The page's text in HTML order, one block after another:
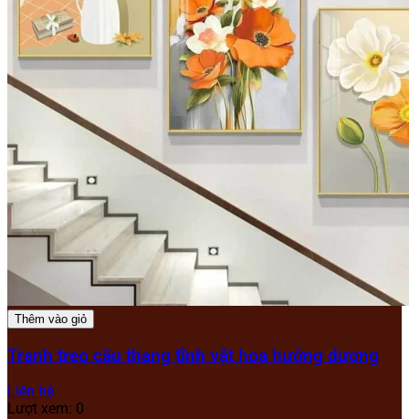
Thêm vào giỏ
Tranh treo cầu thang tĩnh vật hoa hướng dương
Liên hệ
Lượt xem: 0